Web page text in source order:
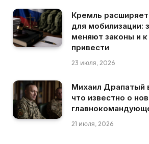
Кремль
для мобилизации:
меняют законы и
привести
23 июля, 2026
Михаил Драпатый
что известно о
21 июля, 2026